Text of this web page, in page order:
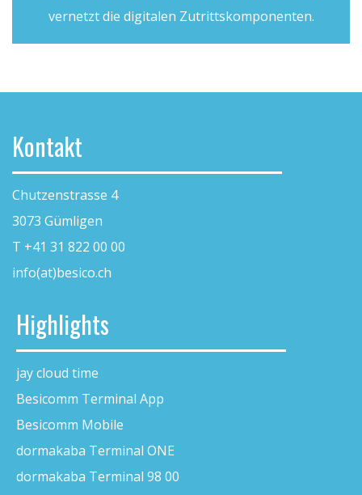
vernetzt die digitalen Zutrittskomponenten.
Kontakt
Chutzenstrasse 4
3073 Gümligen
T +41 31 822 00 00
info(at)besico.ch
Highlights
jay cloud time
Besicomm Terminal App
Besicomm Mobile
dormakaba Terminal ONE
dormakaba Terminal 98 00